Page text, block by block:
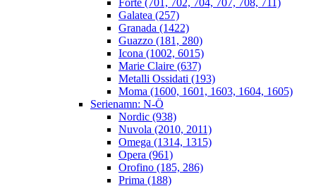
Forte (701, 702, 704, 707, 708, 711)
Galatea (257)
Granada (1422)
Guazzo (181, 280)
Icona (1002, 6015)
Marie Claire (637)
Metalli Ossidati (193)
Moma (1600, 1601, 1603, 1604, 1605)
Serienamn: N-Ö
Nordic (938)
Nuvola (2010, 2011)
Omega (1314, 1315)
Opera (961)
Orofino (185, 286)
Prima (188)